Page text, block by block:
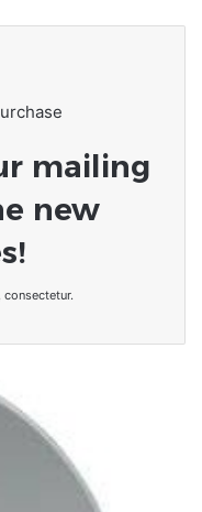
mailing
new